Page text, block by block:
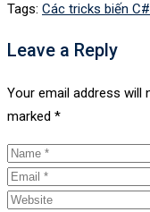
Tags: Các tricks biến C#
Leave a Reply
Your email address will
marked *